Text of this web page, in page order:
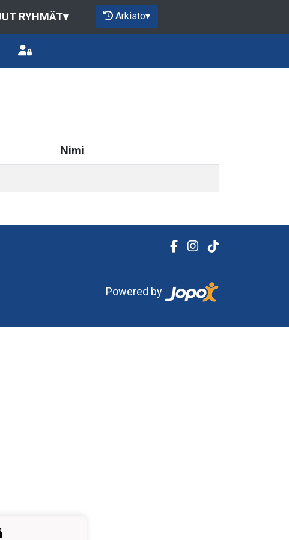
RYHMÄT▾ Arkisto▾
Nimi
Powered by